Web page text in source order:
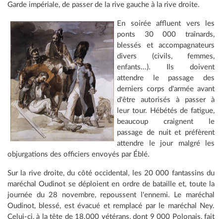
Garde impériale, de passer de la rive gauche à la rive droite.
En soirée affluent vers les
ponts 30 000 traînards,
blessés et accompagnateurs
divers (civils, femmes,
enfants...). Ils doivent
attendre le passage des
derniers corps d'armée avant
d'être autorisés à passer à
leur tour. Hébétés de fatigue,
beaucoup craignent le
passage de nuit et préfèrent
attendre le jour malgré les
objurgations des officiers envoyés par Éblé.
Sur la rive droite, du côté occidental, les 20 000 fantassins du
maréchal Oudinot se déploient en ordre de bataille et, toute la
journée du 28 novembre, repoussent l'ennemi. Le maréchal
Oudinot, blessé, est évacué et remplacé par le maréchal Ney.
Celui-ci, à la tête de 18.000 vétérans, dont 9 000 Polonais, fait